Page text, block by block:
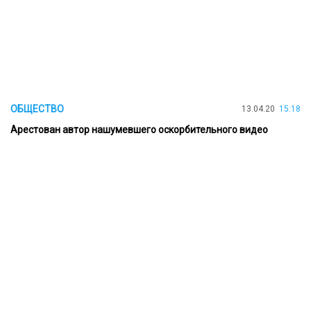
ОБЩЕСТВО 13.04.20 15:18
Арестован автор нашумевшего оскорбительного видео